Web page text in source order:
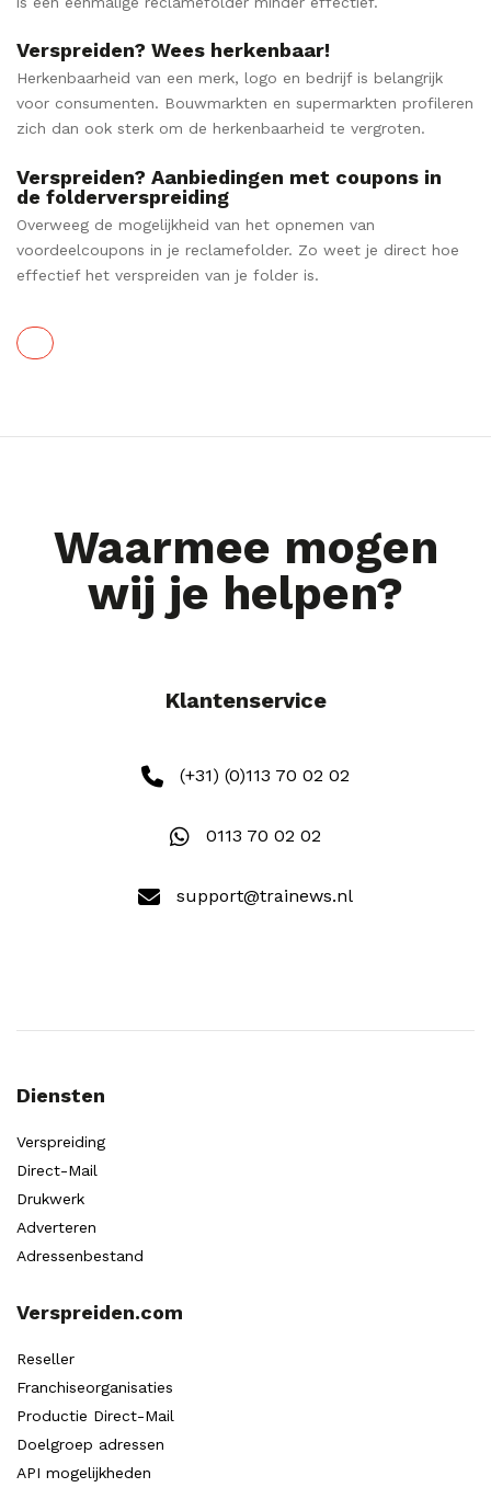
Verspreiden? Wees herkenbaar!
Herkenbaarheid van een merk, logo en bedrijf is belangrijk
voor consumenten. Bouwmarkten en supermarkten profileren
zich dan ook sterk om de herkenbaarheid te vergroten.
Verspreiden? Aanbiedingen met coupons in
de folderverspreiding
Overweeg de mogelijkheid van het opnemen van
voordeelcoupons in je reclamefolder. Zo weet je direct hoe
effectief het verspreiden van je folder is.
Waarmee mogen
wij je helpen?
Klantenservice
(+31) (0)113 70 02 02
0113 70 02 02
support@trainews.nl
Diensten
Verspreiding
Direct-Mail
Drukwerk
Adverteren
Adressenbestand
Verspreiden.com
Reseller
Franchiseorganisaties
Productie Direct-Mail
Doelgroep adressen
API mogelijkheden